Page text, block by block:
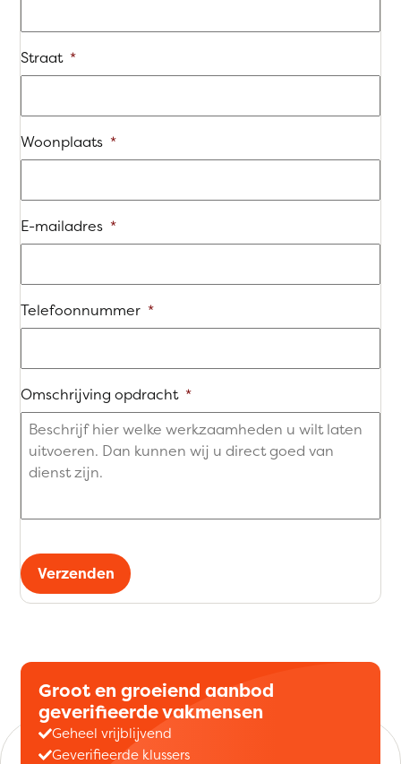
Straat *
Woonplaats *
E-mailadres *
Telefoonnummer *
Omschrijving opdracht *
Verzenden
Groot en groeiend aanbod
geverifieerde vakmensen
Geheel vrijblijvend
Geverifieerde klussers